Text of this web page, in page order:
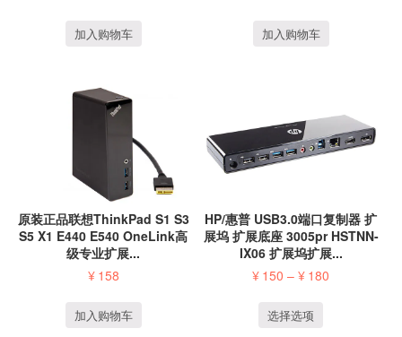
加入购物车 加入购物车
原装正品联想ThinkPad S1 S3
S5 X1 E440 E540 OneLink高
级专业扩展...
¥ 158
加入购物车
HP/惠普 USB3.0端口复制器 扩
展坞 扩展底座 3005pr HSTNN-
IX06 扩展坞扩展...
¥ 150 –¥ 180
选择选项